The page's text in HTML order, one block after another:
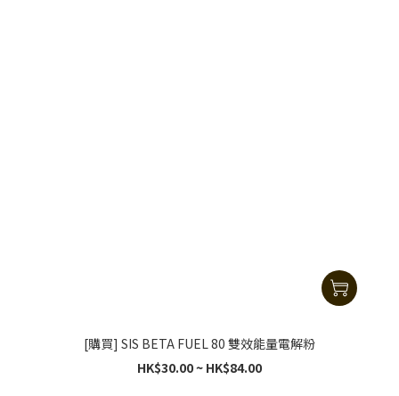
[購買] SIS BETA FUEL 80 雙效能量電解粉
HK$30.00 ~ HK$84.00